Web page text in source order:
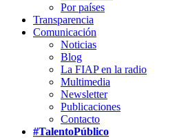
Por países
Transparencia
Comunicación
Noticias
Blog
La FIAP en la radio
Multimedia
Newsletter
Publicaciones
Contacto
#TalentoPúblico